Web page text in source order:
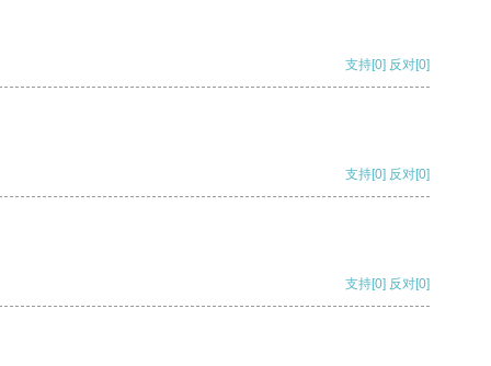
支持[0] 反对[0]
支持[0] 反对[0]
支持[0] 反对[0]